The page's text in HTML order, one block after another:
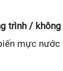
trình /
mực